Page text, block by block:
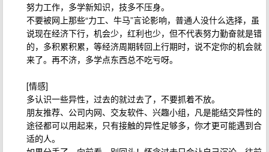
努力工作，多学新知识，技多不压身。
不要被网上那些“力工、牛马”言论影响，普通人没什么选择，虽
说现在经济下行，机会少，红利也少，但不代表努力勤奋就是错
的，多积累积累，等经济周期转回上行期时，说不定你的机会就
来了。再不济，多学点东西总不吃亏呀。
[情感]
多认识一些异性，过去的就过去了，不要抓着不放。
朋友推荐、公司内网、交友软件、兴趣小组，凡是能结交异性的
途径都可以用起来，只有接触的异性足够多，你才更可能遇到合
适的人。